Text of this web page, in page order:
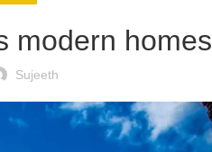
modern homes
Sujeeth